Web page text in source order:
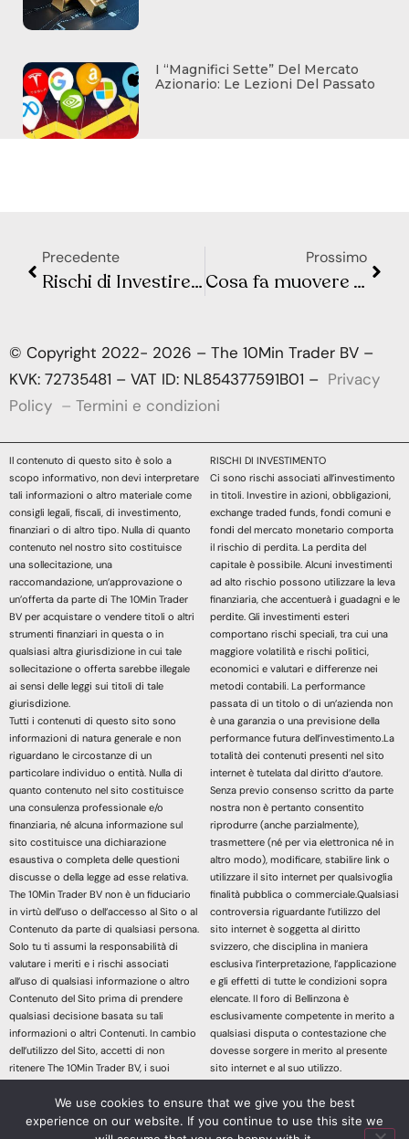
I “Magnifici Sette” Del Mercato
Azionario: Le Lezioni Del Passato
Precedente
Rischi di Investire nell’Intelligenza Artificiale (IA): Lezioni dalla Bolla delle Dot.com
Prossimo
Cosa fa muovere Wall Street e la Borsa Europea? Sintesi Macro – Settimana 25
© Copyright 2022- 2026 – The 10Min Trader BV –
KVK: 72735481 – VAT ID: NL854377591B01 – Privacy
Policy – Termini e condizioni
Il contenuto di questo sito è solo a
scopo informativo, non devi interpretare
tali informazioni o altro materiale come
consigli legali, fiscali, di investimento,
finanziari o di altro tipo. Nulla di quanto
contenuto nel nostro sito costituisce
una sollecitazione, una
raccomandazione, un’approvazione o
un’offerta da parte di The 10Min Trader
BV per acquistare o vendere titoli o altri
strumenti finanziari in questa o in
qualsiasi altra giurisdizione in cui tale
sollecitazione o offerta sarebbe illegale
ai sensi delle leggi sui titoli di tale
giurisdizione.
Tutti i contenuti di questo sito sono
informazioni di natura generale e non
riguardano le circostanze di un
particolare individuo o entità. Nulla di
quanto contenuto nel sito costituisce
una consulenza professionale e/o
finanziaria, né alcuna informazione sul
sito costituisce una dichiarazione
esaustiva o completa delle questioni
discusse o della legge ad esse relativa.
The 10Min Trader BV non è un fiduciario
in virtù dell’uso o dell’accesso al Sito o al
Contenuto da parte di qualsiasi persona.
Solo tu ti assumi la responsabilità di
valutare i meriti e i rischi associati
all’uso di qualsiasi informazione o altro
Contenuto del Sito prima di prendere
qualsiasi decisione basata su tali
informazioni o altri Contenuti. In cambio
dell’utilizzo del Sito, accetti di non
ritenere The 10Min Trader BV, i suoi
servizi responsabile di eventuali
richieste di risarcimento danni derivanti
RISCHI DI INVESTIMENTO
Ci sono rischi associati all’investimento
in titoli. Investire in azioni, obbligazioni,
exchange traded funds, fondi comuni e
fondi del mercato monetario comporta
il rischio di perdita. La perdita del
capitale è possibile. Alcuni investimenti
ad alto rischio possono utilizzare la leva
finanziaria, che accentuerà i guadagni e le
perdite. Gli investimenti esteri
comportano rischi speciali, tra cui una
maggiore volatilità e rischi politici,
economici e valutari e differenze nei
metodi contabili. La performance
passata di un titolo o di un’azienda non
è una garanzia o una previsione della
performance futura dell’investimento.La
totalità dei contenuti presenti nel sito
internet è tutelata dal diritto d’autore.
Senza previo consenso scritto da parte
nostra non è pertanto consentito
riprodurre (anche parzialmente),
trasmettere (né per via elettronica né in
altro modo), modificare, stabilire link o
utilizzare il sito internet per qualsivoglia
finalità pubblica o commerciale.Qualsiasi
controversia riguardante l’utilizzo del
sito internet è soggetta al diritto
svizzero, che disciplina in maniera
esclusiva l’interpretazione, l’applicazione
e gli effetti di tutte le condizioni sopra
elencate. Il foro di Bellinzona è
esclusivamente competente in merito a
qualsiasi disputa o contestazione che
dovesse sorgere in merito al presente
sito internet e al suo utilizzo.
dei contenuti di questo sito Web
dichiari di aver letto, compreso e
We use cookies to ensure that we give you the best
experience on our website. If you continue to use this site we